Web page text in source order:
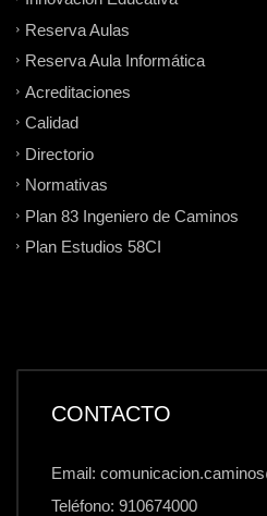
Reserva Aulas
Reserva Aula Informática
Acreditaciones
Calidad
Directorio
Normativas
Plan 83 Ingeniero de Caminos
Plan Estudios 58CI
CONTACTO
Email:
Teléfono: 910674000